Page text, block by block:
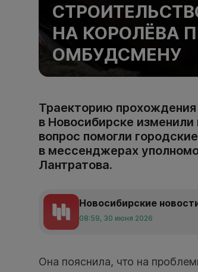
НА КОРОЛЁВА
ОМБУДСМЕНУ
Траекторию
в Новосибирске
вопрос помогли
в мессенджерах
Лантратова.
Новосибирские
08:59, 30 июня 2026
Она пояснила, что на